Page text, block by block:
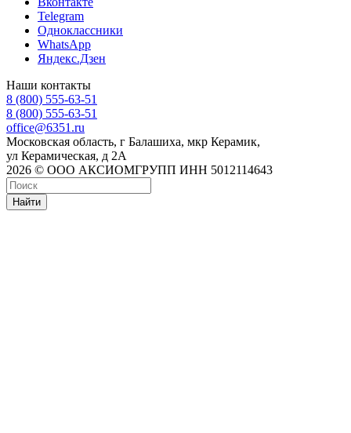
Telegram
Одноклассники
WhatsApp
Яндекс.Дзен
Наши контакты
8 (800) 555-63-51
8 (800) 555-63-51
office@6351.ru
Московская область, г Балашиха, мкр Керамик,
ул Керамическая, д 2А
2026 © ООО АКСИОМГРУПП ИНН 5012114643
Найти